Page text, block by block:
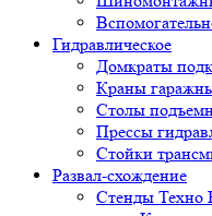
Гидравлическое
Домкраты
Краны
Столы
Прессы
Стойки
Развал-схождение
Стенды Техно